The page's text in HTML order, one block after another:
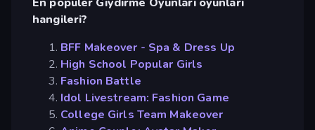
hangileri?
BFF Makeover - Spa & Dress Up
High School Popular Girls
Fashion Battle
Idol Livestream: Fashion Game
College Girls Team Makeover